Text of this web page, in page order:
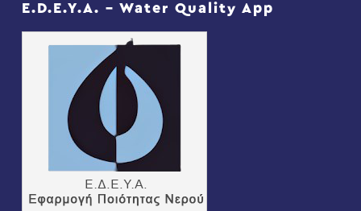
E.D.E.Y.A. – Water Quality App